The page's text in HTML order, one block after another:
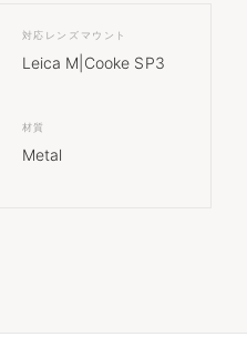
対応レンズマウント
Leica M|Cooke SP3
材質
Metal